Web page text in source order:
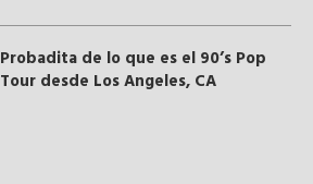
Probadita de lo que es el 90’s Pop
Tour desde Los Angeles, CA